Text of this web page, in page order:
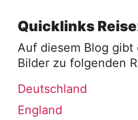
Quicklinks
Auf diesem Blog
Bilder zu folgenden
Deutschland
England